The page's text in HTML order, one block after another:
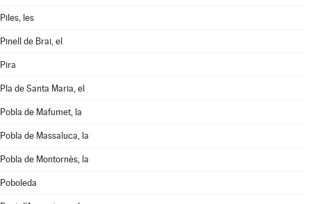
Piles, les
Pinell de Brai, el
Pira
Pla de Santa Maria, el
Pobla de Mafumet, la
Pobla de Massaluca, la
Pobla de Montornès, la
Poboleda